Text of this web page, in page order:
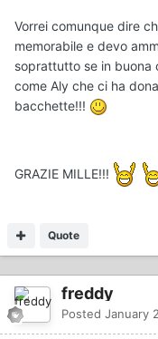
Vorrei comunque dire
memorabile e devo
soprattutto se in buona
come Aly che ci ha
bacchette!!!
GRAZIE MILLE!!!
Quote
freddy
Posted January